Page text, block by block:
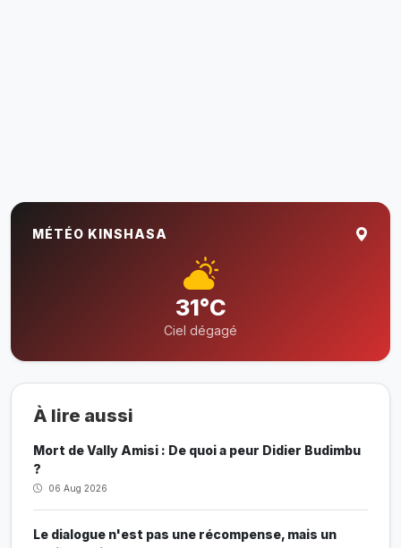
MÉTÉO KINSHASA
31°C
Ciel dégagé
À lire aussi
Mort de Vally Amisi : De quoi a peur Didier Budimbu
?
06 Aug 2026
Le dialogue n'est pas une récompense, mais un